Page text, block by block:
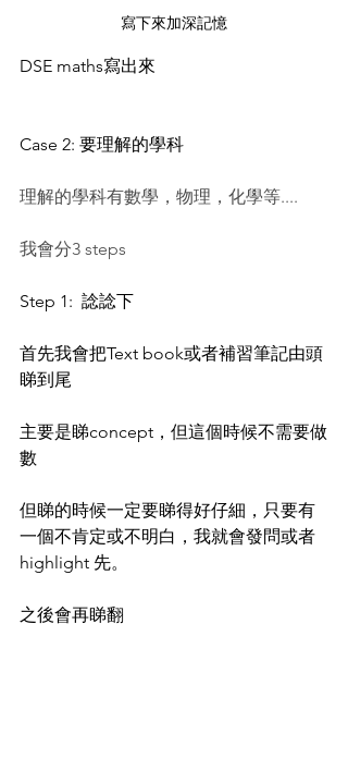
寫下來加深記憶
DSE maths寫出來
Case 2: 要理解的學科
理解的學科有數學，物理，化學等....
我會分3 steps
Step 1:  諗諗下
首先我會把Text book或者補習筆記由頭
睇到尾
主要是睇concept，但這個時候不需要做
數
但睇的時候一定要睇得好仔細，只要有
一個不肯定或不明白，我就會發問或者
highlight 先。
之後會再睇翻